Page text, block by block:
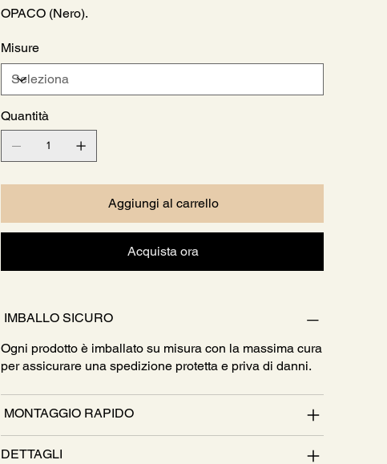
OPACO (Nero).
Misure
Quantità
Aggiungi al carrello
Acquista ora
IMBALLO SICURO
Ogni prodotto è imballato su misura con la massima cura
per assicurare una spedizione protetta e priva di danni.
MONTAGGIO RAPIDO
DETTAGLI